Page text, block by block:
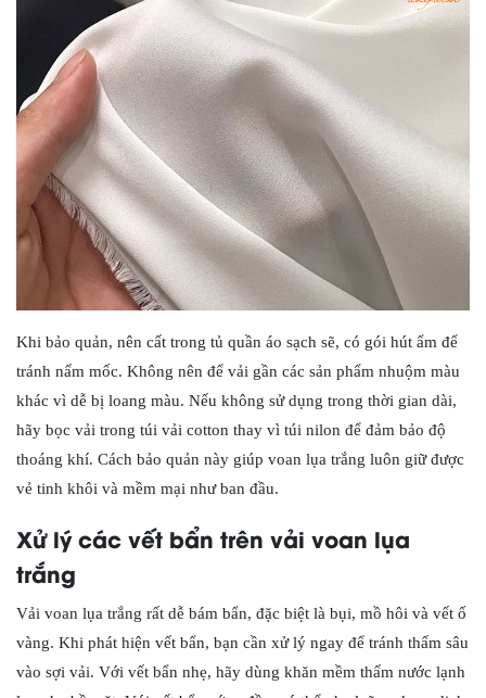
Khi bảo quản, nên cất trong tủ quần áo sạch sẽ, có gói hút ẩm để
tránh nấm mốc. Không nên để vải gần các sản phẩm nhuộm màu
khác vì dễ bị loang màu. Nếu không sử dụng trong thời gian dài,
hãy bọc vải trong túi vải cotton thay vì túi nilon để đảm bảo độ
thoáng khí. Cách bảo quản này giúp voan lụa trắng luôn giữ được
vẻ tinh khôi và mềm mại như ban đầu.
Xử lý các vết bẩn trên vải voan lụa
trắng
Vải voan lụa trắng rất dễ bám bẩn, đặc biệt là bụi, mồ hôi và vết ố
vàng. Khi phát hiện vết bẩn, bạn cần xử lý ngay để tránh thấm sâu
vào sợi vải. Với vết bẩn nhẹ, hãy dùng khăn mềm thấm nước lạnh